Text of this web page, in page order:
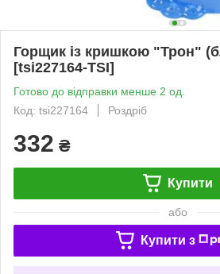
Горщик із кришкою "Трон"
[tsi227164-TSI]
Готово до відправки менше 2 од.
Код: tsi227164
Роздріб
332 ₴
Купити
або
Купити з